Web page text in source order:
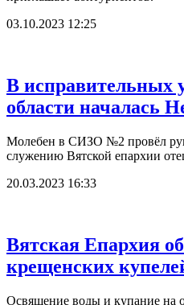
03.10.2023 12:25
В исправительных
области началась
Молебен в СИЗО №2 провёл
служению Вятской епархии
20.03.2023 16:33
Вятская Епархия
крещенских
Освящение воды и купание на